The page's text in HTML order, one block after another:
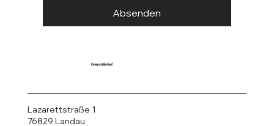
CampusNeuland
Lazarettstraße 1
76829 Landau
Absenden